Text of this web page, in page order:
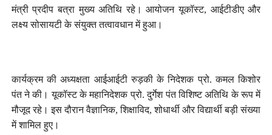
मंत्री प्रदीप बत्रा मुख्य अतिथि रहे। आयोजन यूकॉस्ट, आईटीडीए और
लक्ष्य सोसायटी के संयुक्त तत्वावधान में हुआ।
कार्यक्रम की अध्यक्षता आईआईटी रुड़की के निदेशक प्रो. कमल किशोर
पंत ने की। यूकॉस्ट के महानिदेशक प्रो. दुर्गेश पंत विशिष्ट अतिथि के रूप में
मौजूद रहे। इस दौरान वैज्ञानिक, शिक्षाविद, शोधार्थी और विद्यार्थी बड़ी संख्या
में शामिल हुए।